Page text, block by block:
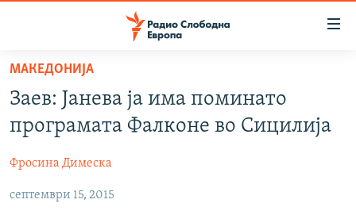
Оди
содржината
Оди
главната
Премини
ВИЗУЕЛНО
ВЕСТИ
ШТО ТРЕБА ДА ЗНАЕТЕ
МАКЕДОНИЈА
Заев: Јанева ја има поминато
програмата Фалконе во Сицилија
Фросина Димеска
септември 15, 2015